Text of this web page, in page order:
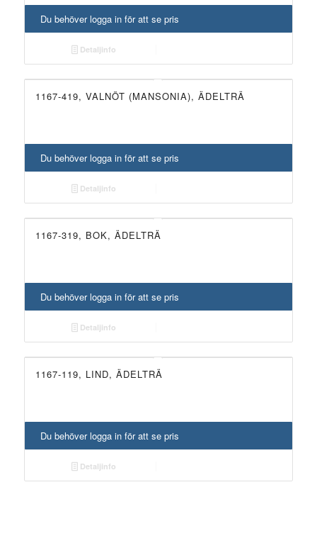
Du behöver logga in för att se pris
Detaljinfo
1167-419, VALNÖT (MANSONIA), ÄDELTRÄ
Du behöver logga in för att se pris
Detaljinfo
1167-319, BOK, ÄDELTRÄ
Du behöver logga in för att se pris
Detaljinfo
1167-119, LIND, ÄDELTRÄ
Du behöver logga in för att se pris
Detaljinfo